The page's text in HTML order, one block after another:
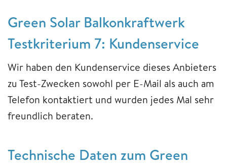
Green Solar Balkonkraftwerk
Testkriterium 7: Kundenservice
Wir haben den Kundenservice dieses Anbieters
zu Test-Zwecken sowohl per E-Mail als auch am
Telefon kontaktiert und wurden jedes Mal sehr
freundlich beraten.
Technische Daten zum Green